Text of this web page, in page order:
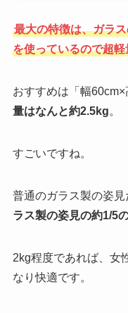
最大の特徴は、ガラ
を使っているので超
おすすめは「幅60cm×
量はなんと約2.5kg。
すごいですね。
普通のガラス製の姿見
ラス製の姿見の約1/5
2kg程度であれば、女
なり快適です。